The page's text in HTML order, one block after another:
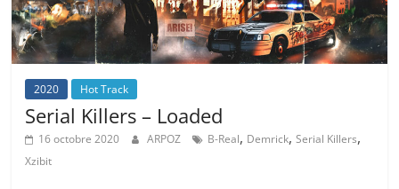
2020 Hot Track
Serial Killers – Loaded
16 octobre 2020 ARPOZ B-Real, Demrick,Serial Killers,
Xzibit